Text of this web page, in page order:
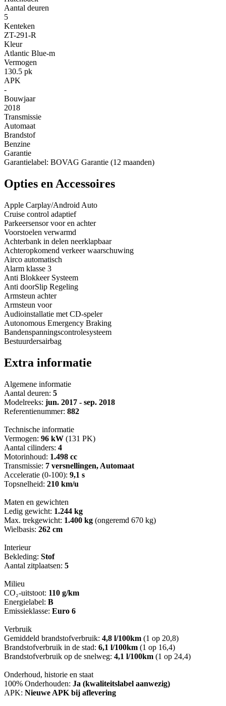
Aantal deuren
5
Kenteken
ZT-291-R
Kleur
Atlantic Blue-m
Vermogen
130.5 pk
APK
-
Bouwjaar
2018
Transmissie
Automaat
Brandstof
Benzine
Garantie
Garantielabel: BOVAG Garantie (12 maanden)
Opties en Accessoires
Apple Carplay/Android Auto
Cruise control adaptief
Parkeersensor voor en achter
Voorstoelen verwarmd
Achterbank in delen neerklapbaar
Achteropkomend verkeer waarschuwing
Airco automatisch
Alarm klasse 3
Anti Blokkeer Systeem
Anti doorSlip Regeling
Armsteun achter
Armsteun voor
Audioinstallatie met CD-speler
Autonomous Emergency Braking
Bandenspanningscontrolesysteem
Bestuurdersairbag
Extra informatie
Algemene informatie
Aantal deuren: 5
Modelreeks: jun. 2017 - sep. 2018
Referentienummer: 882
Technische informatie
Vermogen: 96 kW (131 PK)
Aantal cilinders: 4
Motorinhoud: 1.498 cc
Transmissie: 7 versnellingen, Automaat
Acceleratie (0-100): 9,1 s
Topsnelheid: 210 km/u
Maten en gewichten
Ledig gewicht: 1.244 kg
Max. trekgewicht: 1.400 kg (ongeremd 670 kg)
Wielbasis: 262 cm
Interieur
Bekleding: Stof
Aantal zitplaatsen: 5
Milieu
CO₂-uitstoot: 110 g/km
Energielabel: B
Emissieklasse: Euro 6
Verbruik
Gemiddeld brandstofverbruik: 4,8 l/100km (1 op 20,8)
Brandstofverbruik in de stad: 6,1 l/100km (1 op 16,4)
Brandstofverbruik op de snelweg: 4,1 l/100km (1 op 24,4)
Onderhoud, historie en staat
100% Onderhouden: Ja (kwaliteitslabel aanwezig)
APK: Nieuwe APK bij aflevering